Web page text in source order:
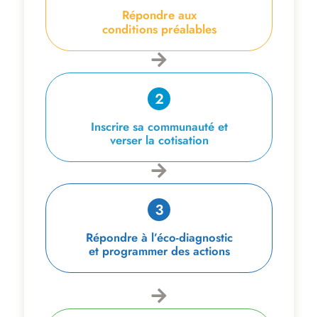
Répondre aux
conditions préalables
Inscrire sa communauté et
verser la cotisation
Répondre à l’éco-diagnostic
et programmer des actions